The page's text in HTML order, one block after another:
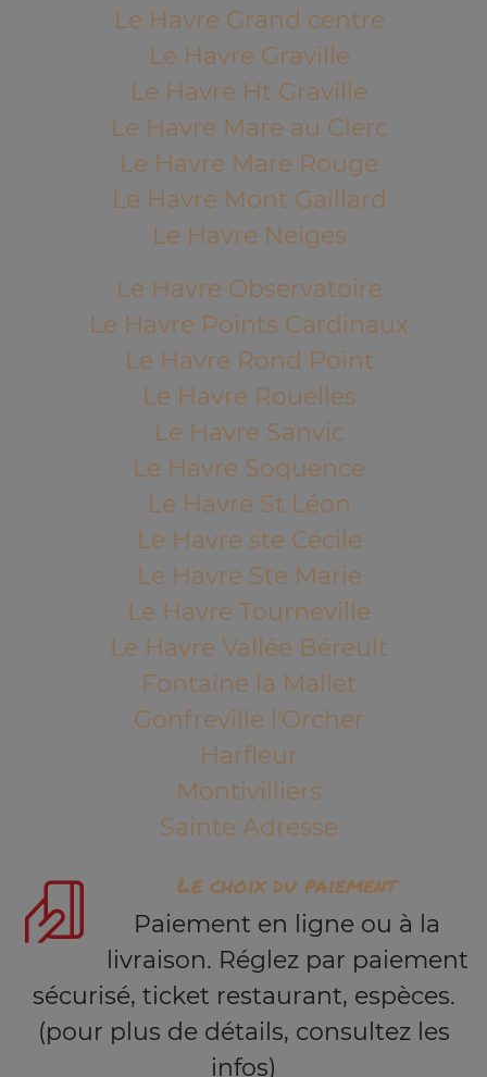
Le Havre Grand centre
Le Havre Graville
Le Havre Ht Graville
Le Havre Mare au Clerc
Le Havre Mare Rouge
Le Havre Mont Gaillard
Le Havre Neiges
Le Havre Observatoire
Le Havre Points Cardinaux
Le Havre Rond Point
Le Havre Rouelles
Le Havre Sanvic
Le Havre Soquence
Le Havre St Léon
Le Havre ste Cécile
Le Havre Ste Marie
Le Havre Tourneville
Le Havre Vallée Béreult
Fontaine la Mallet
Gonfreville l'Orcher
Harfleur
Montivilliers
Sainte Adresse
Le choix du paiement
Paiement en ligne ou à la
livraison. Réglez par paiement
sécurisé, ticket restaurant, espèces.
(pour plus de détails, consultez les
infos)